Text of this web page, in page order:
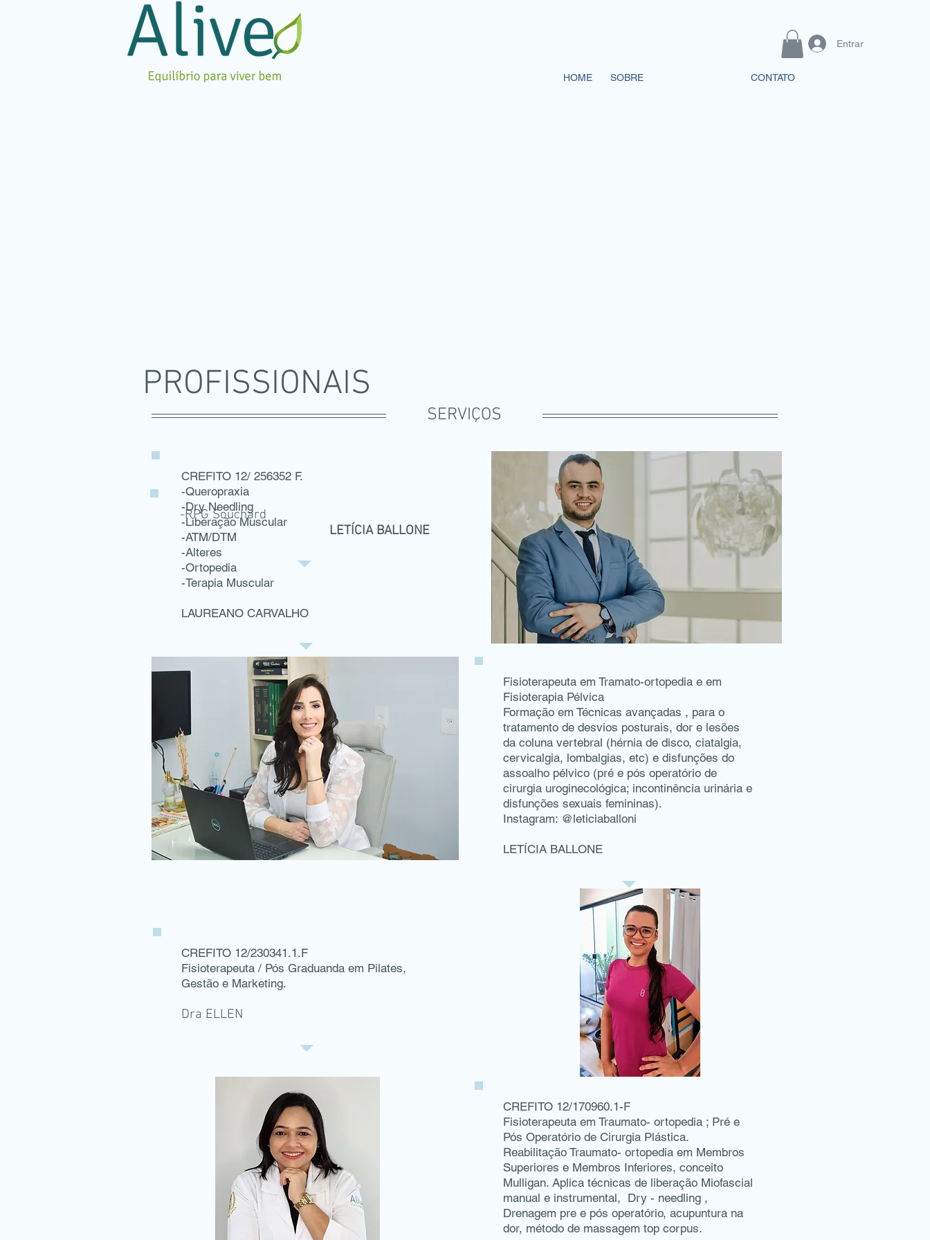
HOME SOBRE CONTATO
Entrar
PROFISSIONAIS
SERVIÇOS
-RPG Souchard
LETÍCIABALLONE
CREFITO 12/ 256352 F.
-Queropraxia
-Dry Needling
-Liberação Muscular
-ATM/DTM
-Alteres
-Ortopedia
-Terapia Muscular
LAUREANO CARVALHO
CREFITO 12/170960.1-F
Fisioterapeuta em Traumato- ortopedia ; Pré e
Pós Operatório de Cirurgia Plástica.
Reabilitação Traumato- ortopedia em Membros
Superiores e Membros Inferiores, conceito
Mulligan. Aplica técnicas de liberação Miofascial
manual e instrumental, Dry - needling ,
Drenagem pre e pós operatório, acupuntura na
dor, método de massagem top corpus.
CREFITO 12/230341.1.F
Fisioterapeuta / Pós Graduanda em Pilates,
Gestão e Marketing.
Dra ELLEN
Fisioterapeuta em Tramato-ortopedia e em
Fisioterapia Pélvica
Formação em Técnicas avançadas , para o
tratamento de desvios posturais, dor e lesões
da coluna vertebral (hérnia de disco, ciatalgia,
cervicalgia, lombalgias, etc) e disfunções do
assoalho pélvico (pré e pós operatório de
cirurgia uroginecológica; incontinência urinária e
disfunções sexuais femininas).
Instagram: @leticiaballoni
LETÍCIA BALLONE